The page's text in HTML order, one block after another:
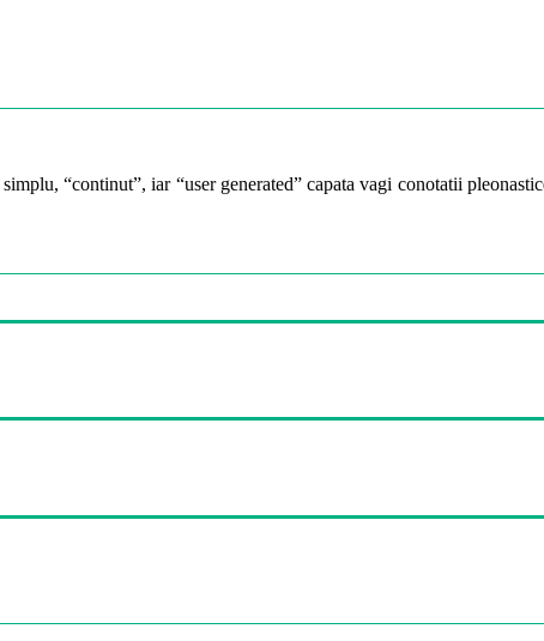
“continut”, iar “user generated” capata vagi conotatii